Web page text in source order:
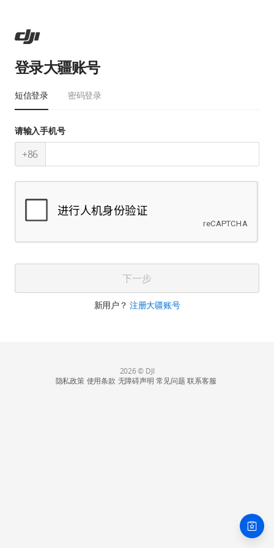
登录大疆账号
短信登录 密码登录
请输入手机号
+86
下一步
新用户？注册大疆账号
2026 © DJI
隐私政策 使用条款 无障碍声明 常见问题 联系客服